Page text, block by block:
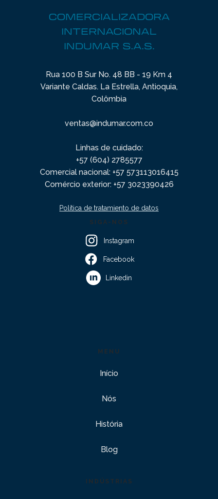
COMERCIALIZADORA
INTERNACIONAL
INDUMAR S.A.S.
Rua 100 B Sur No. 48 BB - 19 Km 4
Variante Caldas. La Estrella, Antioquia,
Colômbia
ventas@indumar.com.co
Linhas de cuidado:
+57 (604) 2785577
Comercial nacional: +57 573113016415
Comércio exterior: +57 3023390426
Política de tratamiento de datos
SIGA-NOS
Instagram
Facebook
Linkedin
MENU
Início
Nós
História
Blog
INDÚSTRIAS